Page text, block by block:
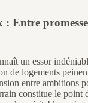
: Entre
un essor
de logements
entre ambitions
constitue le point